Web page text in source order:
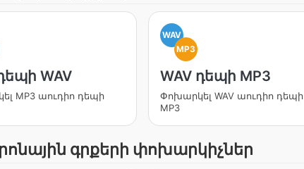
WAV
MP3 աուդիո դեպի
WAV
MP3
WAV դեպի MP3
Փոխարկել WAV աուդիո դեպի
MP3
գրքերի փոխարկիչներ